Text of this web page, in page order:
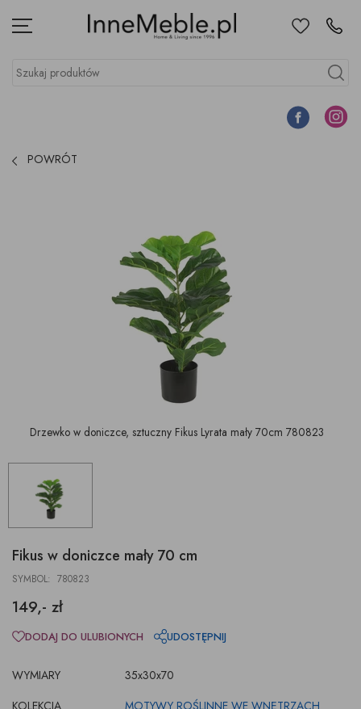
Menu UlubioneKontakt
Szukaj produktów
Szukaj
Facebook
POWRÓT
Drzewko w doniczce, sztuczny Fikus Lyrata mały 70cm 780823
Fikus w doniczce mały 70 cm
SYMBOL: 780823
149,- zł
WYMIARY
35x30x70
DODAJ DO ULUBIONYCH UDOSTĘPNIJ